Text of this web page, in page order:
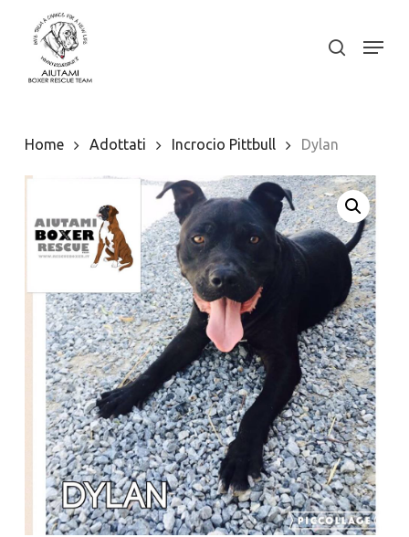
content
search
Menu
Home Adottati Incrocio Pittbull Dylan
Close